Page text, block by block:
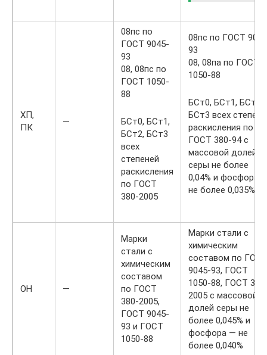
ХП,
ПК
—
08пс по
ГОСТ 9045-
93
08, 08пс по
ГОСТ 1050-
88
БСт0, БСт1,
БСт2, БСт3
всех
степеней
раскисления
по ГОСТ
380-2005
08пс по ГОСТ
93
08, 08па по ГОСТ
1050-88
БСт0, БСт1, БСт2,
БСт3 всех
раскисления по
ГОСТ 380-94 с
массовой долей
серы нe более
0,04% и фосфора
не более 0,035%
ОН —
Марки
стали с
химическим
составом
по ГОСТ
380-2005,
ГОСТ 9045-
93 и ГОСТ
1050-88
Марки стали с
химическим
составом по ГОСТ
9045-93, ГОСТ
1050-88, ГОСТ
2005 с массовой
долей серы не
более 0,045% и
фосфора — не
более 0,040%